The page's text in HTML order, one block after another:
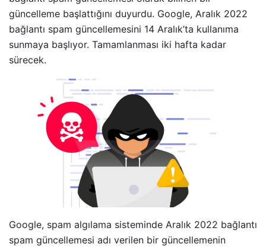
güncelleme başlattığını duyurdu. Google, Aralık 2022
bağlantı spam güncellemesini 14 Aralık’ta kullanıma
sunmaya başlıyor. Tamamlanması iki hafta kadar
sürecek.
Google, spam algılama sisteminde Aralık 2022 bağlantı
spam güncellemesi adı verilen bir güncellemenin